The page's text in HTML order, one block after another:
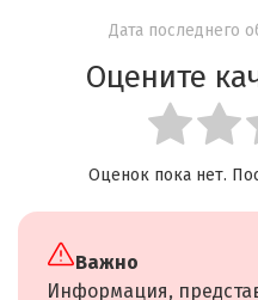
Дата последнего
Оцените
Оценок пока нет.
Важно
Информация,